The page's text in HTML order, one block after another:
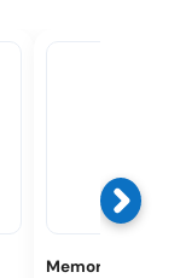
Memoria 1 Tera